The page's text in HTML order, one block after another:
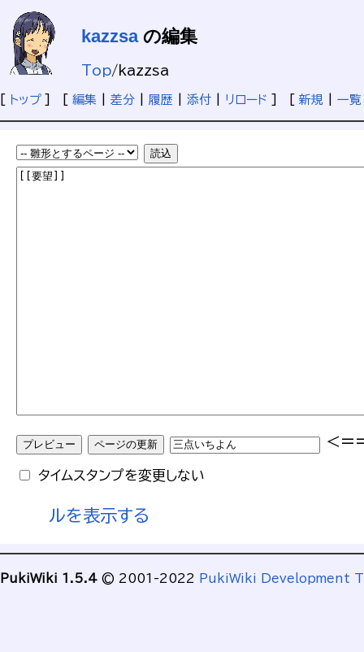
kazzsaの編集
Top/kazzsa
トップ] [ 編集 差分 履歴 添付 リロード 新規 一覧
タイムスタンプを変更しない
ルを表示する
PukiWiki 1.5.4 © 2001-2022 PukiWiki Development